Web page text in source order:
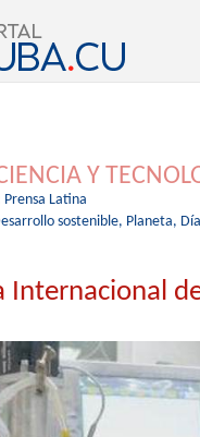
Y
Prensa Latina
sostenible, Planeta,
Internacional